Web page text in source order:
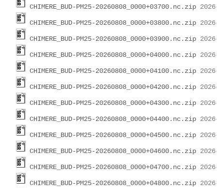
CHIMERE_BUD-PM25-20260808_0000+03700.nc.zip
CHIMERE_BUD-PM25-20260808_0000+03800.nc.zip
CHIMERE_BUD-PM25-20260808_0000+03900.nc.zip
CHIMERE_BUD-PM25-20260808_0000+04000.nc.zip
CHIMERE_BUD-PM25-20260808_0000+04100.nc.zip
CHIMERE_BUD-PM25-20260808_0000+04200.nc.zip
CHIMERE_BUD-PM25-20260808_0000+04300.nc.zip
CHIMERE_BUD-PM25-20260808_0000+04400.nc.zip
CHIMERE_BUD-PM25-20260808_0000+04500.nc.zip
CHIMERE_BUD-PM25-20260808_0000+04600.nc.zip
CHIMERE_BUD-PM25-20260808_0000+04700.nc.zip
CHIMERE_BUD-PM25-20260808_0000+04800.nc.zip